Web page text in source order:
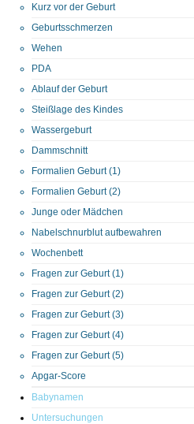
Kurz vor der Geburt
Geburtsschmerzen
Wehen
PDA
Ablauf der Geburt
Steißlage des Kindes
Wassergeburt
Dammschnitt
Formalien Geburt (1)
Formalien Geburt (2)
Junge oder Mädchen
Nabelschnurblut aufbewahren
Wochenbett
Fragen zur Geburt (1)
Fragen zur Geburt (2)
Fragen zur Geburt (3)
Fragen zur Geburt (4)
Fragen zur Geburt (5)
Apgar-Score
Babynamen
Untersuchungen